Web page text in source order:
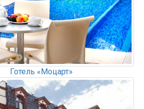
Готель «Моцарт»